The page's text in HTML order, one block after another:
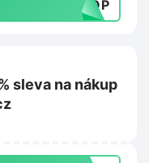
DROP
sleva na nákup